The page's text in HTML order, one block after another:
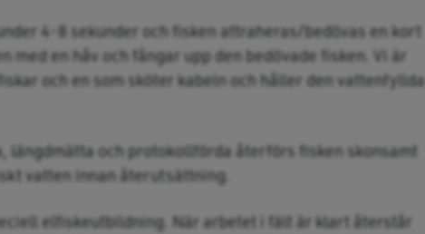
4-8 sekunder och fisken attraheras/bedövas en kort
en håv och fångar upp den bedövade fisken. Vi är
och en som sköter kabeln och håller den vattenfyllda
och protokollförda återförs fisken skonsamt
vatten innan återutsättning.
elfiskeutbildning. När arbetet i fält är klart återstår